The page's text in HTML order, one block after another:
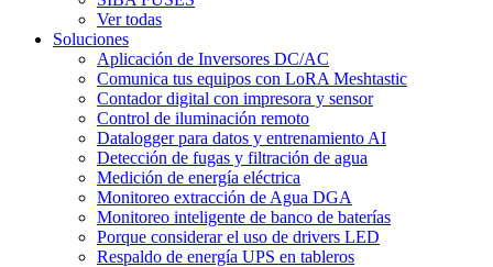
Ver todas
Soluciones
Aplicación de Inversores DC/AC
Comunica tus equipos con LoRA Meshtastic
Contador digital con impresora y sensor
Control de iluminación remoto
Datalogger para datos y entrenamiento AI
Detección de fugas y filtración de agua
Medición de energía eléctrica
Monitoreo extracción de Agua DGA
Monitoreo inteligente de banco de baterías
Porque considerar el uso de drivers LED
Respaldo de energía UPS en tableros